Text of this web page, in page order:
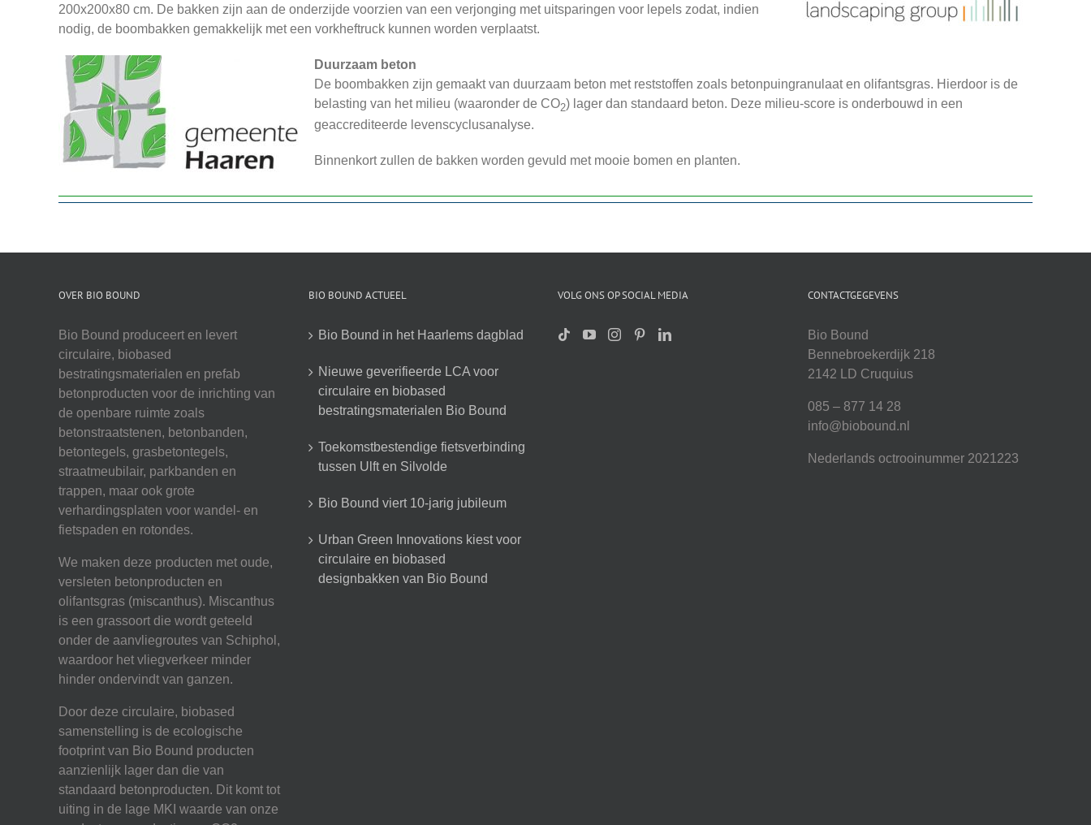
200x200x80 cm. De bakken zijn aan de onderzijde voorzien van een verjonging met uitsparingen voor lepels zodat, indien
nodig, de boombakken gemakkelijk met een vorkheftruck kunnen worden verplaatst.
Duurzaam beton
De boombakken zijn gemaakt van duurzaam beton met reststoffen zoals betonpuingranulaat en olifantsgras. Hierdoor is de
belasting van het milieu (waaronder de CO2) lager dan standaard beton. Deze milieu-score is onderbouwd in een
geaccrediteerde levenscyclusanalyse.
Binnenkort zullen de bakken worden gevuld met mooie bomen en planten.
OVER BIO BOUND
Bio Bound produceert en levert
circulaire, biobased
bestratingsmaterialen en prefab
betonproducten voor de inrichting van
de openbare ruimte zoals
betonstraatstenen, betonbanden,
betontegels, grasbetontegels,
straatmeubilair, parkbanden en
trappen, maar ook grote
verhardingsplaten voor wandel- en
fietspaden en rotondes.
We maken deze producten met oude,
versleten betonproducten en
olifantsgras (miscanthus). Miscanthus
is een grassoort die wordt geteeld
onder de aanvliegroutes van Schiphol,
waardoor het vliegverkeer minder
hinder ondervindt van ganzen.
Door deze circulaire, biobased
samenstelling is de ecologische
footprint van Bio Bound producten
aanzienlijk lager dan die van
standaard betonproducten. Dit komt tot
uiting in de lage MKI waarde van onze
BIO BOUND ACTUEEL
Bio Bound in het Haarlems dagblad
Nieuwe geverifieerde LCA voor
circulaire en biobased
bestratingsmaterialen Bio Bound
Toekomstbestendige fietsverbinding
tussen Ulft en Silvolde
Bio Bound viert 10-jarig jubileum
Urban Green Innovations kiest voor
circulaire en biobased
designbakken van Bio Bound
VOLG ONS OP SOCIAL MEDIA CONTACTGEGEVENS
Bio Bound
Bennebroekerdijk 218
2142 LD Cruquius
085 – 877 14 28
info@biobound.nl
Nederlands octrooinummer 2021223